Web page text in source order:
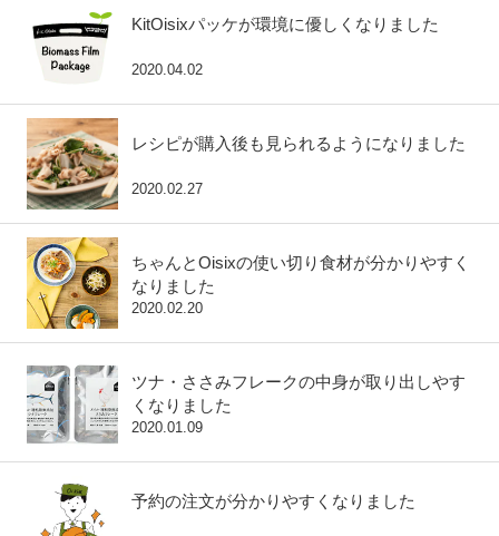
KitOisixパッケが環境に優しくなりました
2020.04.02
レシピが購入後も見られるようになりました
2020.02.27
ちゃんとOisixの使い切り食材が分かりやすく
なりました
2020.02.20
ツナ・ささみフレークの中身が取り出しやす
くなりました
2020.01.09
予約の注文が分かりやすくなりました